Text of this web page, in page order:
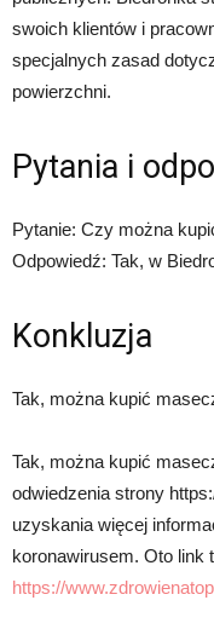
swoich klientów i
specjalnych zasad
powierzchni.
Pytania i
Pytanie: Czy można
Odpowiedź: Tak, w
Konkluzja
Tak, można kupić
Tak, można kupić
odwiedzenia strony
uzyskania więcej
koronawirusem. Oto link
https://